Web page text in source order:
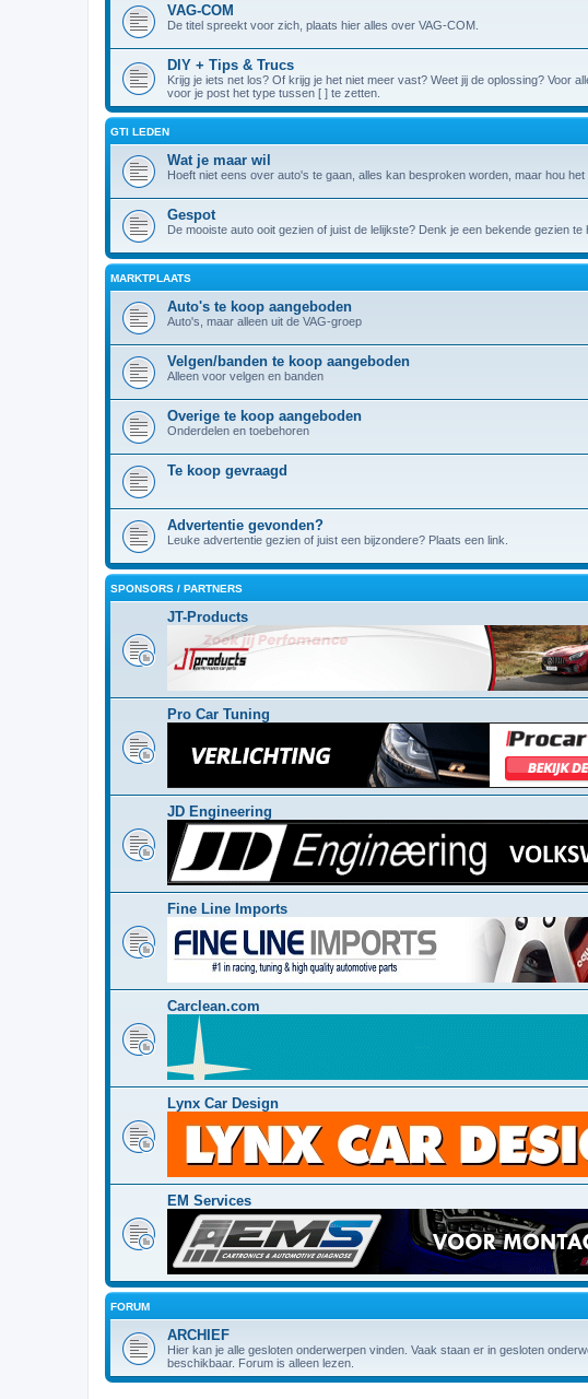
VAG-COM
De titel spreekt voor zich, plaats hier alles over VAG-COM.
DIY + Tips & Trucs
Krijg je iets net los? Of krijg je het niet meer vast? Weet jij de oplossing? Voor
voor je post het type tussen [ ] te zetten.
GTI LEDEN
Wat je maar wil
Hoeft niet eens over auto's te gaan, alles kan besproken worden, maar hou het
Gespot
De mooiste auto ooit gezien of juist de lelijkste? Denk je een bekende gezien te
MARKTPLAATS
Auto's te koop aangeboden
Auto's, maar alleen uit de VAG-groep
Velgen/banden te koop aangeboden
Alleen voor velgen en banden
Overige te koop aangeboden
Onderdelen en toebehoren
Te koop gevraagd
Advertentie gevonden?
Leuke advertentie gezien of juist een bijzondere? Plaats een link.
SPONSORS / PARTNERS
JT-Products
Pro Car Tuning
JD Engineering
Fine Line Imports
Carclean.com
Lynx Car Design
EM Services
FORUM
ARCHIEF
Hier kan je alle gesloten onderwerpen vinden. Vaak staan er in gesloten
beschikbaar. Forum is alleen lezen.